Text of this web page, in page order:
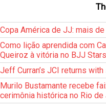
Copa América de JJ: mais
Como lição aprendida com
Queiroz à vitória no BJJ
Jeff Curran’s JCI returns
Murilo Bustamante recebe
cerimônia histórica no Rio de